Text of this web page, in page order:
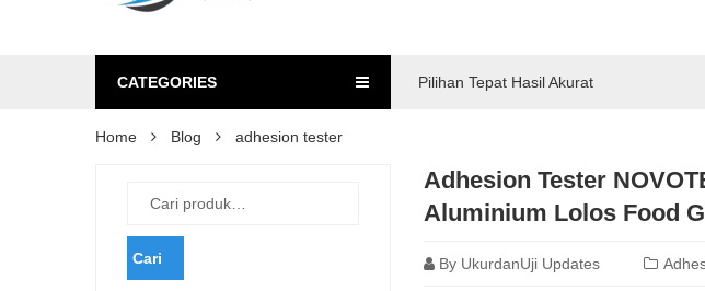
CATEGORIES Pilihan Tepat Hasil Akurat
Home Blog adhesion tester
Adhesion Tester
Aluminium Lolos Food
By UkurdanUji Updates
Cari